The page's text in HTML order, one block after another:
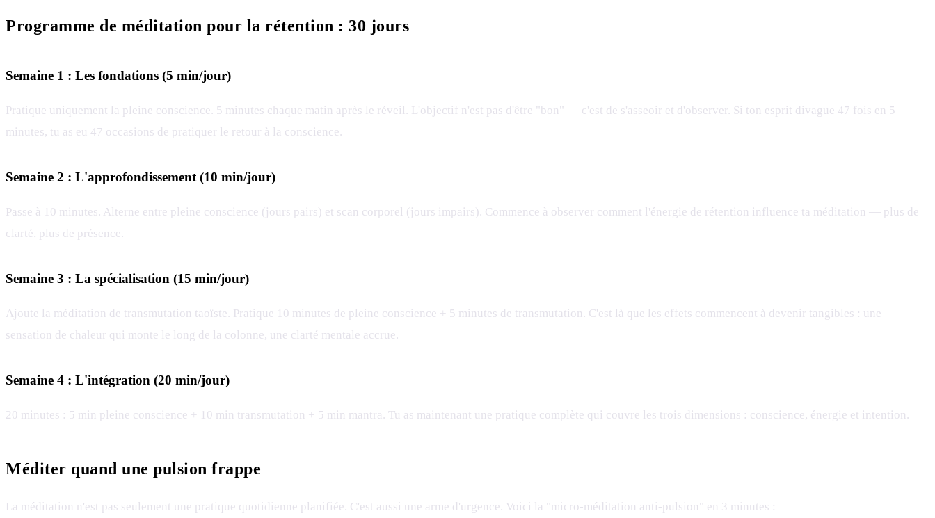
Programme de méditation pour la rétention : 30 jours
Semaine 1 : Les fondations (5 min/jour)
Pratique uniquement la pleine conscience. 5 minutes chaque matin après le réveil. L'objectif n'est pas d'être "bon" — c'est de s'asseoir et d'observer. Si ton esprit divague 47 fois en 5
minutes, tu as eu 47 occasions de pratiquer le retour à la conscience.
Semaine 2 : L'approfondissement (10 min/jour)
Passe à 10 minutes. Alterne entre pleine conscience (jours pairs) et scan corporel (jours impairs). Commence à observer comment l'énergie de rétention influence ta méditation — plus de
clarté, plus de présence.
Semaine 3 : La spécialisation (15 min/jour)
Ajoute la méditation de transmutation taoïste. Pratique 10 minutes de pleine conscience + 5 minutes de transmutation. C'est là que les effets commencent à devenir tangibles : une
sensation de chaleur qui monte le long de la colonne, une clarté mentale accrue.
Semaine 4 : L'intégration (20 min/jour)
20 minutes : 5 min pleine conscience + 10 min transmutation + 5 min mantra. Tu as maintenant une pratique complète qui couvre les trois dimensions : conscience, énergie et intention.
Méditer quand une pulsion frappe
La méditation n'est pas seulement une pratique quotidienne planifiée. C'est aussi une arme d'urgence. Voici la "micro-méditation anti-pulsion" en 3 minutes :